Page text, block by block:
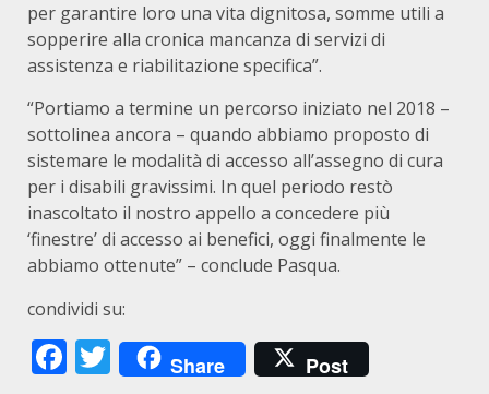
per garantire loro una vita dignitosa, somme utili a
sopperire alla cronica mancanza di servizi di
assistenza e riabilitazione specifica”.
“Portiamo a termine un percorso iniziato nel 2018 –
sottolinea ancora – quando abbiamo proposto di
sistemare le modalità di accesso all’assegno di cura
per i disabili gravissimi. In quel periodo restò
inascoltato il nostro appello a concedere più
‘finestre’ di accesso ai benefici, oggi finalmente le
abbiamo ottenute” – conclude Pasqua.
condividi su:
Facebook
Twitter
Share Post